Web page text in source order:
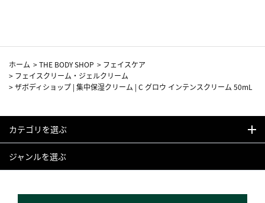
ホーム >THE BODY SHOP > フェイスケア
> フェイスクリーム・ジェルクリーム
>ザボディショップ | 集中保湿クリーム | C グロウ インテンスクリーム 50mL
カテゴリを選ぶ
ジャンルを選ぶ